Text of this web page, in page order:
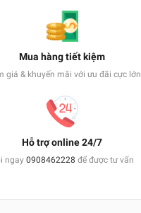
Mua hàng tiết kiệm
giá & khuyến mãi với ưu đãi cực lớn
Hỗ trợ online 24/7
ngay 0908462228 để được tư vấn